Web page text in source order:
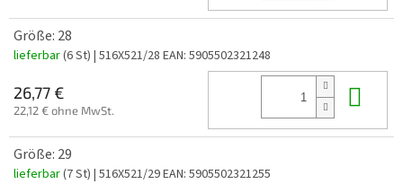
Größe: 28
lieferbar(6 St) | 516X521/28 EAN: 5905502321248
26,77 €
22,12 € ohne MwSt.
Größe: 29
lieferbar(7 St) | 516X521/29EAN: 5905502321255